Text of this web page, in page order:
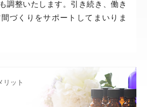
調整いたします。引き続き、働き
づくりをサポートしてまいりま
リット